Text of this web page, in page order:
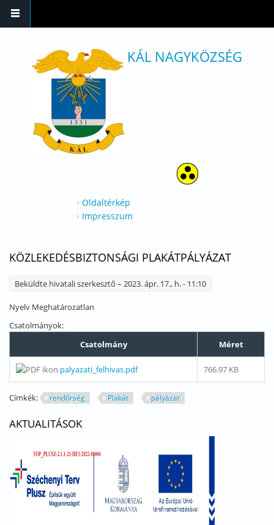
KÁL NAGYKÖZSÉG
Oldaltérkép
Impresszum
KÖZLEKEDÉSBIZTONSÁGI PLAKÁTPÁLYÁZAT
Beküldte hivatali szerkesztő – 2023. ápr. 17., h. - 11:10
Nyelv Meghatározatlan
Csatolmányok:
Csatolmány
Méret
palyazati_felhivas.pdf 766.97 KB
Címkék: rendőrség Plakát pályázat
AKTUALITÁSOK